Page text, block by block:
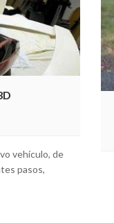
vehículo, de
pasos,